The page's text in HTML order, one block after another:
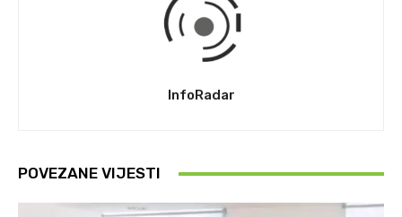
InfoRadar
POVEZANE VIJESTI